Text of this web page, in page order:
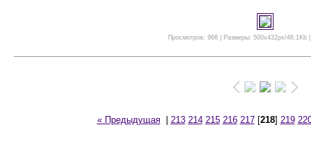
Просмотров: 966 | Размеры: 500x432px/46.1Kb
« Предыдущая| 213 214 215 216 217[218] 219